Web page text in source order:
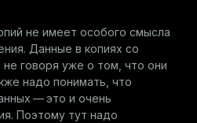
не имеет особого смысла
Данные в копиях со
говоря уже о том, что они
надо понимать, что
— это и очень
Поэтому тут надо